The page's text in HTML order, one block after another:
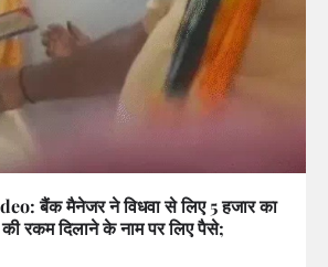
बैंक मैनेजर ने विधवा से लिए 5 हजार का
रकम दिलाने के नाम पर लिए पैसे;